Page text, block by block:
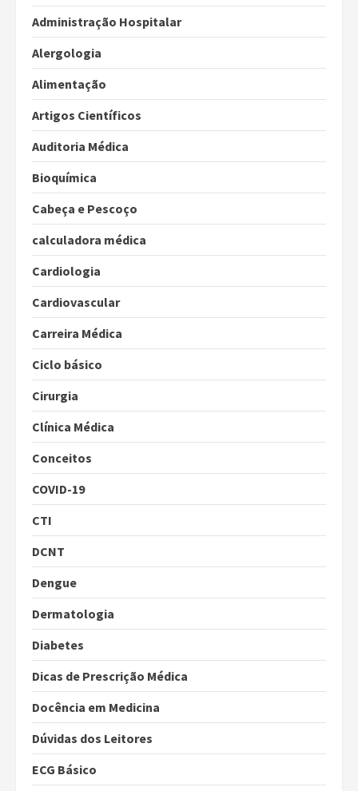
Administração Hospitalar
Alergologia
Alimentação
Artigos Científicos
Auditoria Médica
Bioquímica
Cabeça e Pescoço
calculadora médica
Cardiologia
Cardiovascular
Carreira Médica
Ciclo básico
Cirurgia
Clínica Médica
Conceitos
COVID-19
CTI
DCNT
Dengue
Dermatologia
Diabetes
Dicas de Prescrição Médica
Docência em Medicina
Dúvidas dos Leitores
ECG Básico